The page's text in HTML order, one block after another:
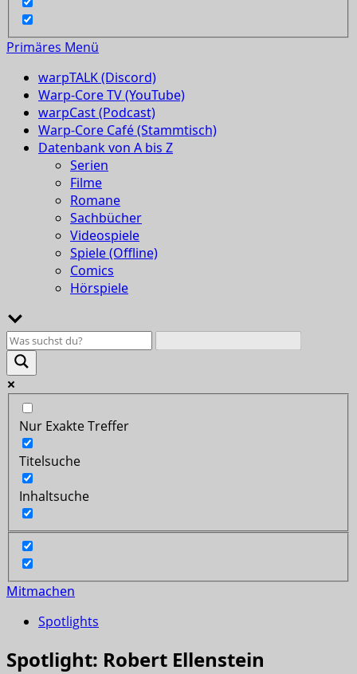
Primäres Menü
warpTALK (Discord)
Warp-Core TV (YouTube)
warpCast (Podcast)
Warp-Core Café (Stammtisch)
Datenbank von A bis Z
Serien
Filme
Romane
Sachbücher
Videospiele
Spiele (Offline)
Comics
Hörspiele
Nur Exakte Treffer
Titelsuche
Inhaltsuche
Mitmachen
Spotlights
Spotlight: Robert Ellenstein